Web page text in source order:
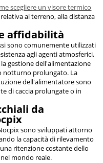
scegliere un visore termico
al terreno, alla distanza
affidabilità
sono comunemente utilizzati
agli agenti atmosferici,
gestione dell'alimentazione
notturno prolungato. La
dell'alimentatore sono
di caccia prolungate o in
da
sono sviluppati attorno
la capacità di rilevamento
ritenzione costante dello
mondo reale.